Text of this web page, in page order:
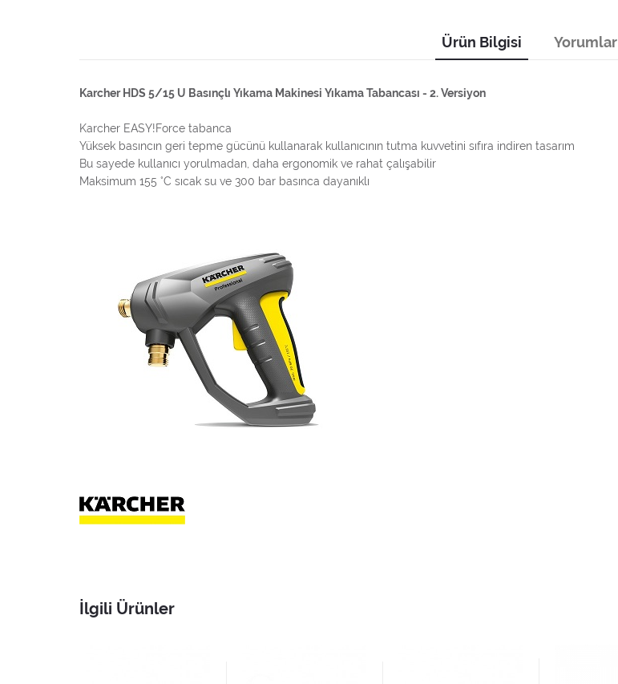
Ürün Bilgisi Yorumlar
Karcher HDS 5/15 U Basınçlı Yıkama Makinesi Yıkama Tabancası - 2. Versiyon
Karcher EASY!Force tabanca
Yüksek basıncın geri tepme gücünü kullanarak kullanıcının tutma kuvvetini sıfıra indiren tasarım
Bu sayede kullanıcı yorulmadan, daha ergonomik ve rahat çalışabilir
Maksimum 155 °C sıcak su ve 300 bar basınca dayanıklı
İlgili Ürünler